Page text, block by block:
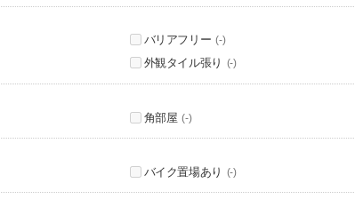
バリアフリー (-)
外観タイル張り (-)
角部屋 (-)
バイク置場あり (-)